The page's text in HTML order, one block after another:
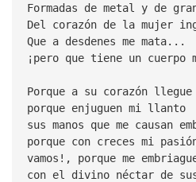
Formadas de metal y de
Del corazón de la mujer
Que a desdenes me mata...
¡pero que tiene un cuerpo
Porque a su corazón
porque enjuguen mi llanto
sus manos que me causan
porque con creces mi
vamos!, porque me
con el divino néctar de